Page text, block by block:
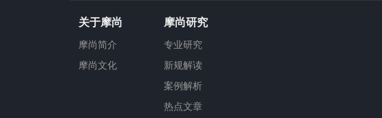
关于摩尚
摩尚简介
摩尚文化
摩尚研究
专业研究
新规解读
案例解析
热点文章